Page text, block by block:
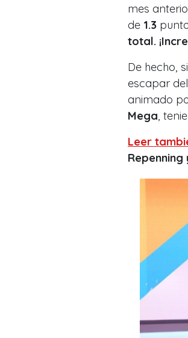
mes
de 1.3
total.
De hecho,
escapar
animado
Mega ,
Leer
Repenning